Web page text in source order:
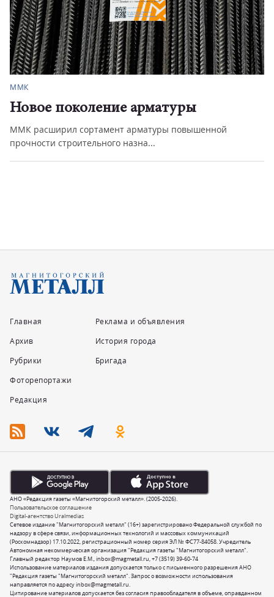
ММК
Новое поколение арматуры
ММК расширил сортамент арматуры повышенной
прочности строительного назна...
Главная
Архив
Рубрики
Фоторепортажи
Редакция
Реклама и объявления
История города
Бригада
Сетевое издание "Магнитогорский металл" (16+) зарегистрировано Федеральной службой по
надзору в сфере связи, информационных технологий и массовых коммуникаций
(Роскомнадзор) 17.10.2022, регистрационный номер серия ЭЛ № ФС77-84058. Учредитель
Автономная некоммерческая организация "Редакция газеты "Магнитогорский металл".
Главный редактор Наумов Е.М.,inbox@magmetall.ru,+7 (3519) 39-60-74
Использование материалов издания допускается только с письменного разрешения АНО
"Редакция газеты "Магнитогорский металл". Запрос о возможности использования
направляется по адресуinbox@magmetall.ru.
Цитирование материалов допускается без согласия правообладателя в объеме, оправданном
Пользовательское соглашение
Digital-агентство Uralmedias
АНО «Редакция газеты «Магнитогорский металл». (2005-2026).